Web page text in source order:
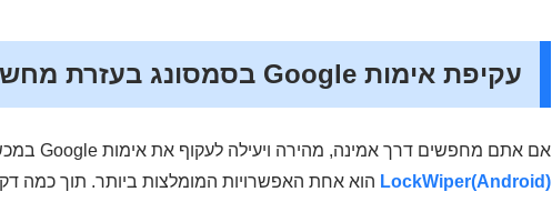
עקיפת אימות Google בסמסונג בעזרת מחשב
אם אתם מחפשים דרך אמינה, מהירה ויעילה לעקוף את אימות Google במכשירי Samsung – הכלי המקצועי
LockWiper(Android)